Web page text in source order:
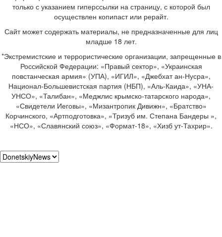
только с указанием гиперссылки на страницу, с которой был
осуществлен копипаст или рерайт.
Сайт может содержать материалы, не предназначенные для лиц
младше 18 лет.
*Экстремистские и террористические организации, запрещенные в
Российской Федерации: «Правый сектор», «Украинская
повстанческая армия» (УПА), «ИГИЛ», «Джебхат ан-Нусра»,
Национал-Большевистская партия (НБП), «Аль-Каида», «УНА-
УНСО», «Талибан», «Меджлис крымско-татарского народа»,
«Свидетели Иеговы», «Мизантропик Дивижн», «Братство»
Корчинского, «Артподготовка», «Тризуб им. Степана Бандеры »,
«НСО», «Славянский союз», «Формат-18», «Хизб ут-Тахрир».